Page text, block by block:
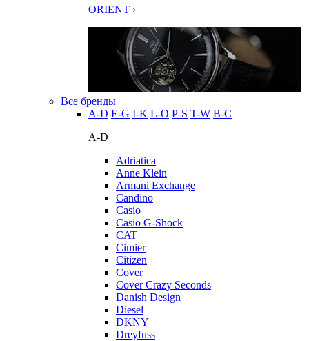
ORIENT ›
Все бренды
A-D E-G I-K L-O P-S T-W В-С
A-D
Adriatica
Anne Klein
Armani Exchange
Candino
Casio
Casio G-Shock
CAT
Cimier
Citizen
Cover
Cover Crazy Seconds
Danish Design
Diesel
DKNY
Dreyfuss